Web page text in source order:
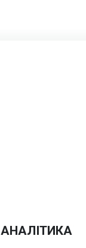
АНАЛІТИКА